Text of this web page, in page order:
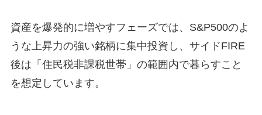
資産を爆発的に増やすフェーズでは、S&P500のよ
うな上昇力の強い銘柄に集中投資し、サイドFIRE
後は「住民税非課税世帯」の範囲内で暮らすこと
を想定しています。